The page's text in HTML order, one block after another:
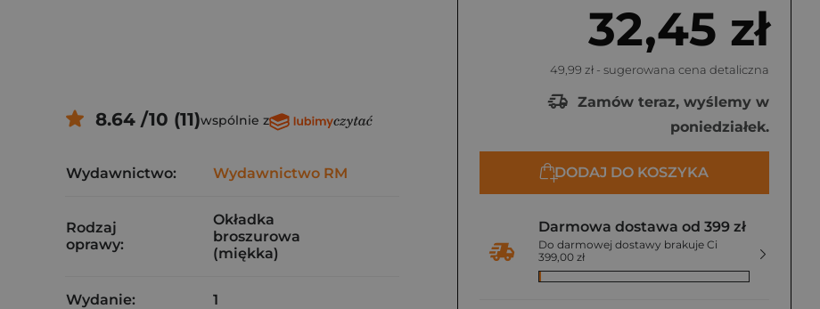
32,45 zł
49,99 zł - sugerowana cena detaliczna
Zamów teraz, wyślemy w
poniedziałek.
DODAJ DO KOSZYKA
Darmowa dostawa od 399 zł
Do darmowej dostawy brakuje Ci
399,00 zł
8.64 /10 (11)wspólnie z
Wydawnictwo: Wydawnictwo RM
Rodzaj
oprawy:
Okładka
broszurowa
(miękka)
Wydanie: 1